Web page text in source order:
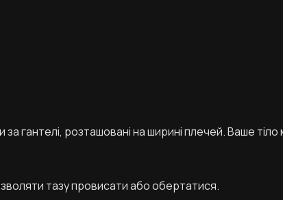
гантелі, розташовані на ширині плечей. Ваше
тазу провисати або обертатися.